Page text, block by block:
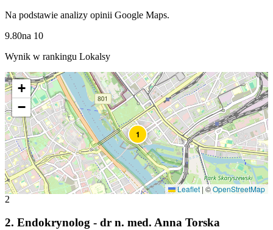
Na podstawie analizy opinii Google Maps.
9.80na 10
Wynik w rankingu Lokalsy
1
+
−
Leaflet | ©OpenStreetMap
2
2. Endokrynolog - dr n. med. Anna Torska